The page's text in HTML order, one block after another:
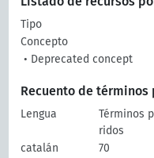
Tipo
Concepto
• Deprecated concept
Recuento de términos
Lengua
Términos
ridos
catalán
70